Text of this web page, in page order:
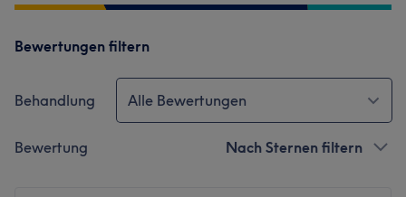
Bewertungen filtern
Behandlung Alle Bewertungen
Bewertung Nach Sternen filtern